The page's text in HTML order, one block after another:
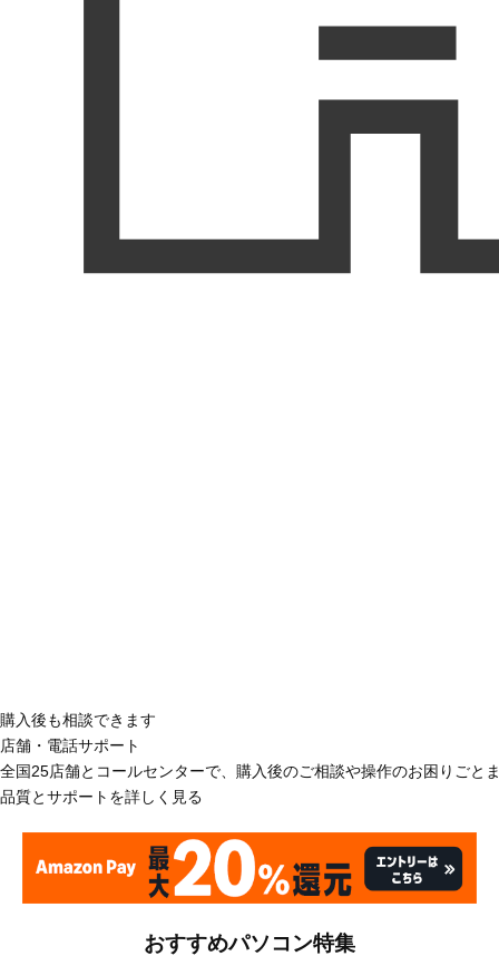
購入後も相談できます
店舗・電話サポート
全国25店舗とコールセンターで、購入後のご相談や操作のお困りごと
品質とサポートを詳しく見る
おすすめパソコン特集